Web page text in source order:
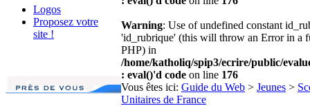
Logos
Proposez votre
site !
Warning: Use of undefined constant
'id_rubrique' (this will throw an Error in a
PHP) in
/home/katholiq/spip3/ecrire/public/
: eval()'d code on line 176
Vous êtes ici: Guide du Web > Jeunes >
Unitaires de France